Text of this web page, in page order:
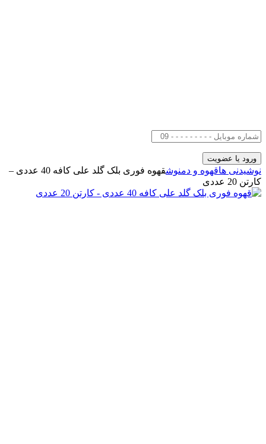
نوشیدنی هاقهوه و دمنوش
قهوه فوری بلک گلد علی کافه 40 عددی –
کارتن 20 عددی